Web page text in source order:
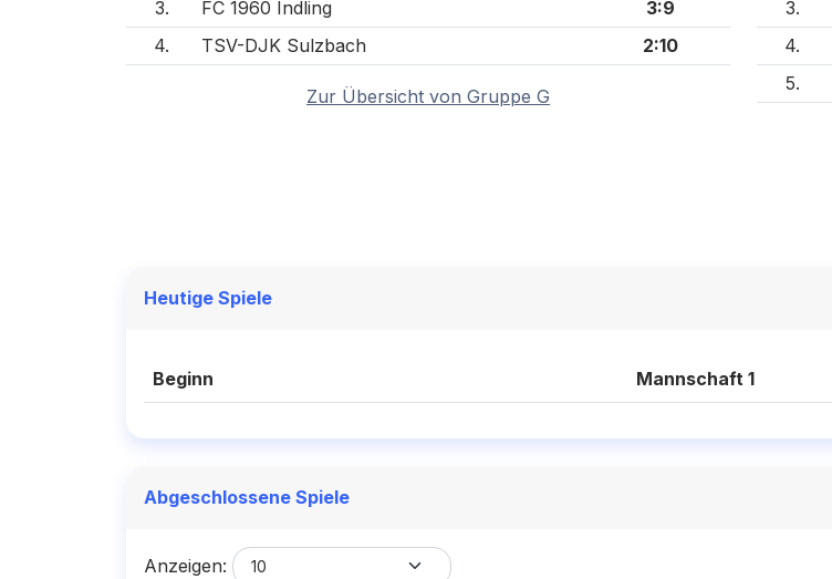
3.
FC 1960 Indling
3:9
4.
TSV-DJK Sulzbach 2:10
Zur Übersicht von Gruppe G
3.
4.
5.
Heutige Spiele
Beginn Mannschaft 1
Abgeschlossene Spiele
Anzeigen: